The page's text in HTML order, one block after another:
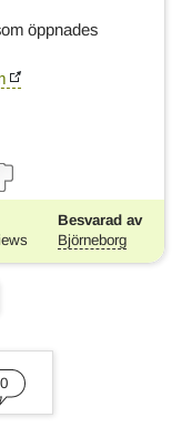
öppnades
Besvarad av
Björneborg
0